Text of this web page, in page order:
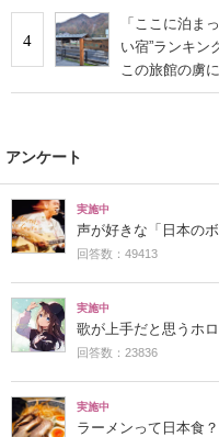
4
「ここに泊ま
い宿”ランキ
この旅館の虜
高」
アンケート
実施中
声が好きな「日本の
回答数：49413
実施中
歌が上手だと思うホ
回答数：23836
実施中
ラーメンって日本食